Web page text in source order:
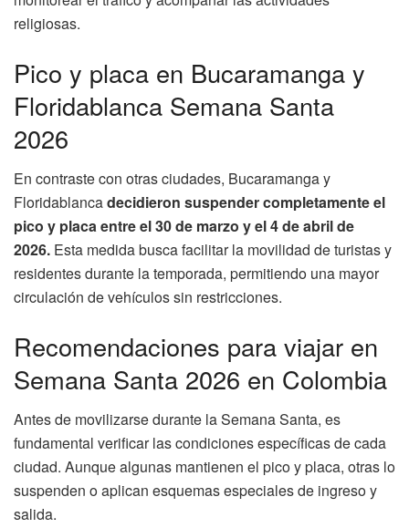
religiosas.
Pico y placa en Bucaramanga y
Floridablanca Semana Santa
2026
En contraste con otras ciudades, Bucaramanga y
Floridablancadecidieron suspender completamente el
pico y placa entre el 30 de marzo y el 4 de abril de
2026. Esta medida busca facilitar la movilidad de turistas y
residentes durante la temporada, permitiendo una mayor
circulación de vehículos sin restricciones.
Recomendaciones para viajar en
Semana Santa 2026 en Colombia
Antes de movilizarse durante la Semana Santa, es
fundamental verificar las condiciones específicas de cada
ciudad. Aunque algunas mantienen el pico y placa, otras lo
suspenden o aplican esquemas especiales de ingreso y
salida.